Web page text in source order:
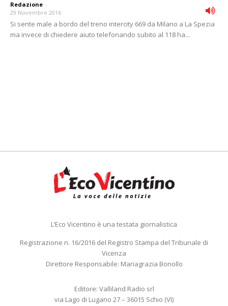
Redazione -
29 Novembre 2016
Si sente male a bordo del treno intercity 669 da Milano a La Spezia
ma invece di chiedere aiuto telefonando subito al 118 ha...
L’Eco Vicentino è una testata giornalistica
Registrazione n. 16/2016 del Registro Stampa del Tribunale di
Vicenza
Direttore Responsabile: Mariagrazia Bonollo
Editore: Valliland Radio srl
via Lago di Lugano 27 – 36015 Schio (VI)